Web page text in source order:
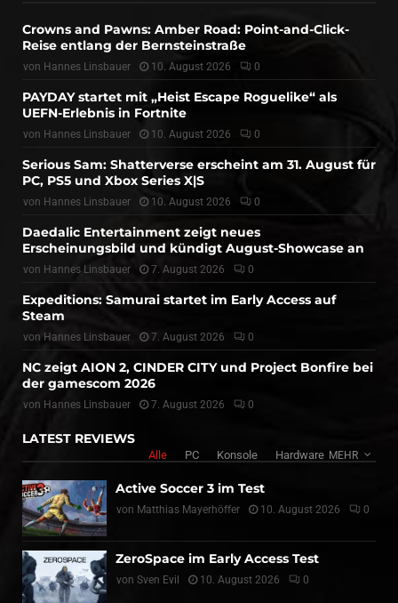
Crowns and Pawns: Amber Road: Point-and-Click-
Reise entlang der Bernsteinstraße
von Hannes Linsbauer 10. August 2026 0
PAYDAY startet mit „Heist Escape Roguelike“ als
UEFN-Erlebnis in Fortnite
von Hannes Linsbauer 10. August 2026 0
Serious Sam: Shatterverse erscheint am 31. August für
PC, PS5 und Xbox Series X|S
von Hannes Linsbauer 10. August 2026 0
Daedalic Entertainment zeigt neues
Erscheinungsbild und kündigt August-Showcase an
von Hannes Linsbauer 7. August 2026 0
Expeditions: Samurai startet im Early Access auf
Steam
von Hannes Linsbauer 7. August 2026 0
NC zeigt AION 2, CINDER CITY und Project Bonfire bei
der gamescom 2026
von Hannes Linsbauer 7. August 2026 0
LATEST REVIEWS
Alle PC Konsole Hardware MEHR
Active Soccer 3 im Test
von Matthias Mayerhöffer 10. August 2026 0
ZeroSpace im Early Access Test
von Sven Evil 10. August 2026 0